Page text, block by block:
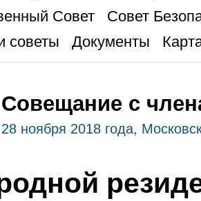
Совет
Совет
советы
Документы
Совещание с
28 ноября 2018 года,